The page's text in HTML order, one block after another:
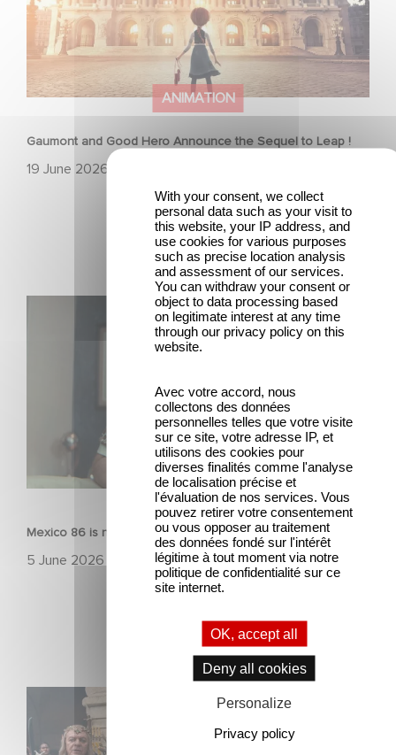
ANIMATION
Gaumont and Good Hero Announce the Sequel to Leap !
19 June 2026
FILM
Mexico 86 is now streaming on Netflix
5 June 2026
Mexico 86 is now streaming on Netflix
Game Master : Éric Judor’s new comedy
With your consent, we collect
personal data such as your visit to
this website, your IP address, and
use cookies for various purposes
such as precise location analysis
and assessment of our services.
You can withdraw your consent or
object to data processing based
on legitimate interest at any time
through our privacy policy on this
website.
Avec votre accord, nous
collectons des données
personnelles telles que votre visite
sur ce site, votre adresse IP, et
utilisons des cookies pour
diverses finalités comme l'analyse
de localisation précise et
l'évaluation de nos services. Vous
pouvez retirer votre consentement
ou vous opposer au traitement
des données fondé sur l'intérêt
légitime à tout moment via notre
politique de confidentialité sur ce
site internet.
OK, accept all
Deny all cookies
Personalize
Privacy policy